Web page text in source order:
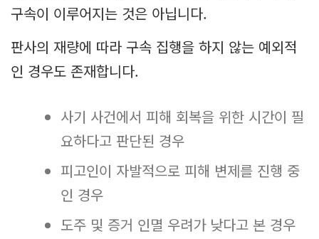
구속이 이루어지는 것은 아닙니다.
판사의 재량에 따라 구속 집행을 하지 않는 예외적
인 경우도 존재합니다.
사기 사건에서 피해 회복을 위한 시간이 필
요하다고 판단된 경우
피고인이 자발적으로 피해 변제를 진행 중
인 경우
도주 및 증거 인멸 우려가 낮다고 본 경우